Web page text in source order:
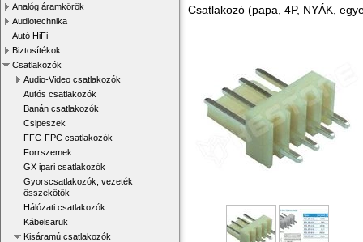
Analóg áramkörök
Audiotechnika
Autó HiFi
Biztosítékok
Csatlakozók
Audio-Video csatlakozók
Autós csatlakozók
Banán csatlakozók
Csipeszek
FFC-FPC csatlakozók
Forrszemek
GX ipari csatlakozók
Gyorscsatlakozók, vezeték
összekötők
Hálózati csatlakozók
Kábelsaruk
Kisáramú csatlakozók
Csatlakozó (papa, 4P, NYÁK,